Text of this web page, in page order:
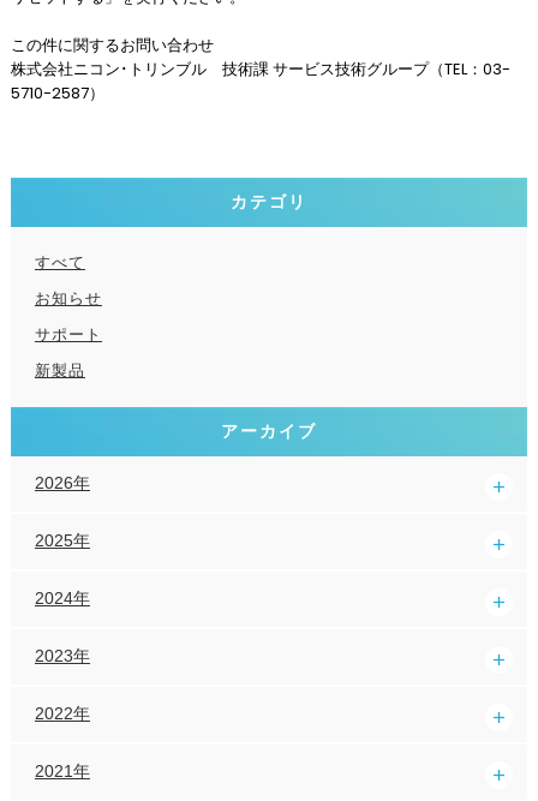
この件に関するお問い合わせ
株式会社ニコン･トリンブル 技術課 サービス技術グループ（TEL：03-
5710-2587）
カテゴリ
すべて
お知らせ
サポート
新製品
アーカイブ
2026年
2025年
2024年
2023年
2022年
2021年